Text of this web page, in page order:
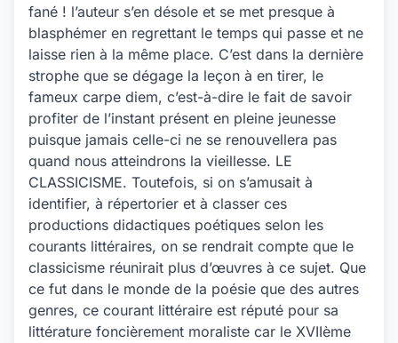
fané ! l’auteur s’en désole et se met presque à
blasphémer en regrettant le temps qui passe et ne
laisse rien à la même place. C’est dans la dernière
strophe que se dégage la leçon à en tirer, le
fameux carpe diem, c’est-à-dire le fait de savoir
profiter de l’instant présent en pleine jeunesse
puisque jamais celle-ci ne se renouvellera pas
quand nous atteindrons la vieillesse. LE
CLASSICISME. Toutefois, si on s’amusait à
identifier, à répertorier et à classer ces
productions didactiques poétiques selon les
courants littéraires, on se rendrait compte que le
classicisme réunirait plus d’œuvres à ce sujet. Que
ce fut dans le monde de la poésie que des autres
genres, ce courant littéraire est réputé pour sa
littérature foncièrement moraliste car le XVIIème